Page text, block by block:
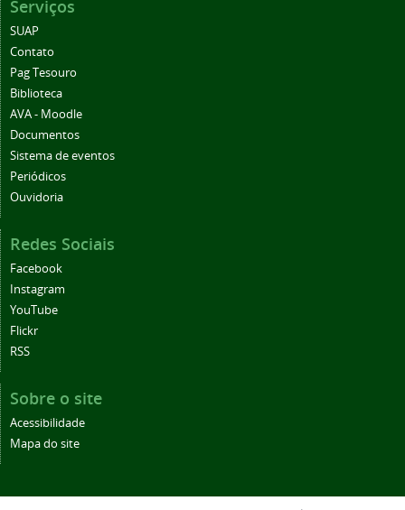
Serviços
SUAP
Contato
Pag Tesouro
Biblioteca
AVA - Moodle
Documentos
Sistema de eventos
Periódicos
Ouvidoria
Redes Sociais
Facebook
Instagram
YouTube
Flickr
RSS
Sobre o site
Acessibilidade
Mapa do site